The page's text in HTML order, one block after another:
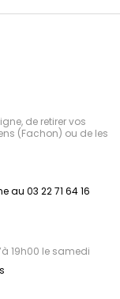
de retirer vos
(Fachon) ou de les
03 22 71 64 16
19h00 le samedi